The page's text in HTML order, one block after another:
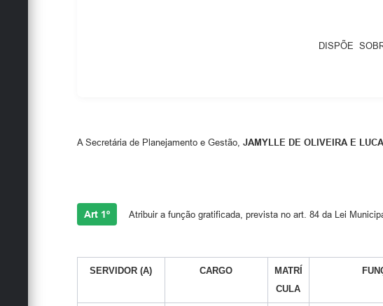
DISPÕE
A Secretária de Planejamento e Gestão, JAMYLLE DE OLIVEIRA E
Art 1º Atribuir a função gratificada, prevista no art. 84 da Lei
SERVIDOR (A) CARGO
MATRÍ
CULA